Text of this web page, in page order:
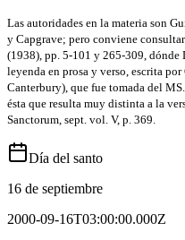
Las autoridades en la materia son
y Capgrave; pero conviene
(1938), pp. 5-101 y 265-309,
leyenda en prosa y verso, escrita
Canterbury), que fue tomada del
ésta que resulta muy distinta a la
Sanctorum, sept. vol. V, p. 369.
Día del santo
16 de septiembre
2000-09-16T03:00:00.000Z